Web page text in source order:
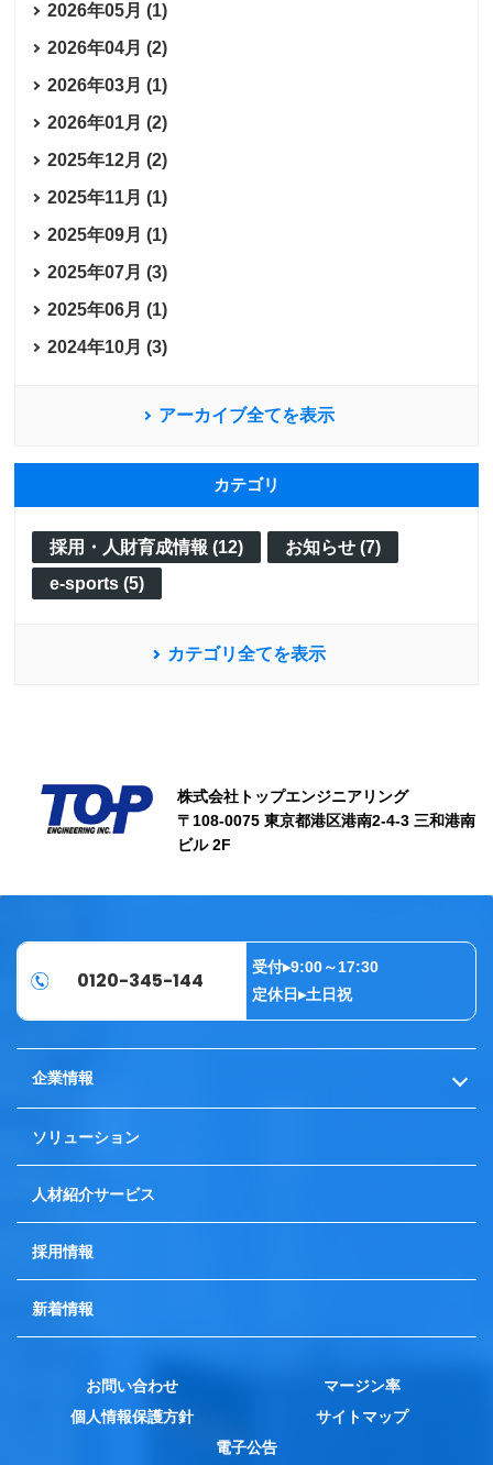
2026年05月 (1)
2026年04月 (2)
2026年03月 (1)
2026年01月 (2)
2025年12月 (2)
2025年11月 (1)
2025年09月 (1)
2025年07月 (3)
2025年06月 (1)
2024年10月 (3)
アーカイブ全てを表示
カテゴリ
採用・人財育成情報 (12)
お知らせ (7)
e-sports (5)
カテゴリ全てを表示
株式会社トップエンジニアリング
〒108-0075 東京都港区港南2-4-3 三和港南
ビル 2F
0120-345-144
受付▸9:00～17:30
定休日▸土日祝
企業情報
代表挨拶
会社概要
ソリューション
人材紹介サービス
採用情報
新着情報
お問い合わせ
マージン率
個人情報保護方針
サイトマップ
電子公告